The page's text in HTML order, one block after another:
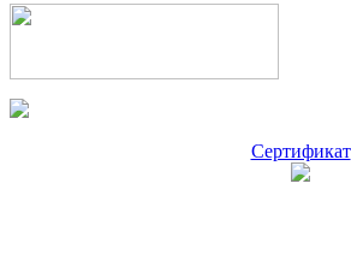
Сертификат